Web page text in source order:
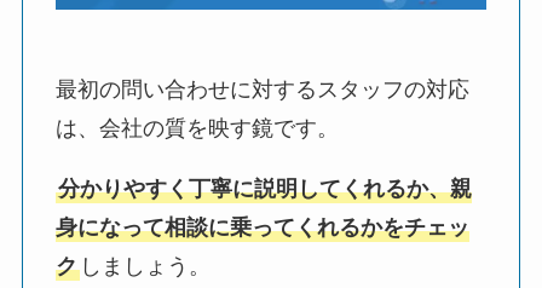
最初の問い合わせに対するスタッフの対応
は、会社の質を映す鏡です。
分かりやすく丁寧に説明してくれるか、親
身になって相談に乗ってくれるかをチェッ
クしましょう。